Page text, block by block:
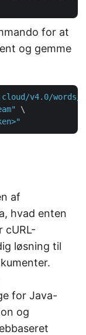
for at
og gemme
v4.0/words/
\
af
hvad enten
cURL-
løsning til
for Java-
og